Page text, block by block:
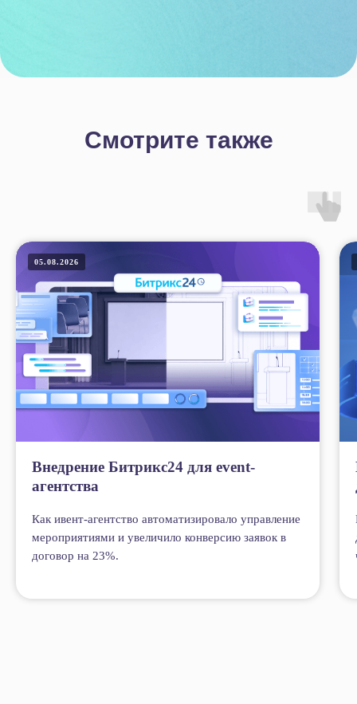
Смотрите также
05.08.2026
Внедрение Битрикс24 для event-
агентства
Как ивент-агентство автоматизировало управление
мероприятиями и увеличило конверсию заявок в
договор на 23%.